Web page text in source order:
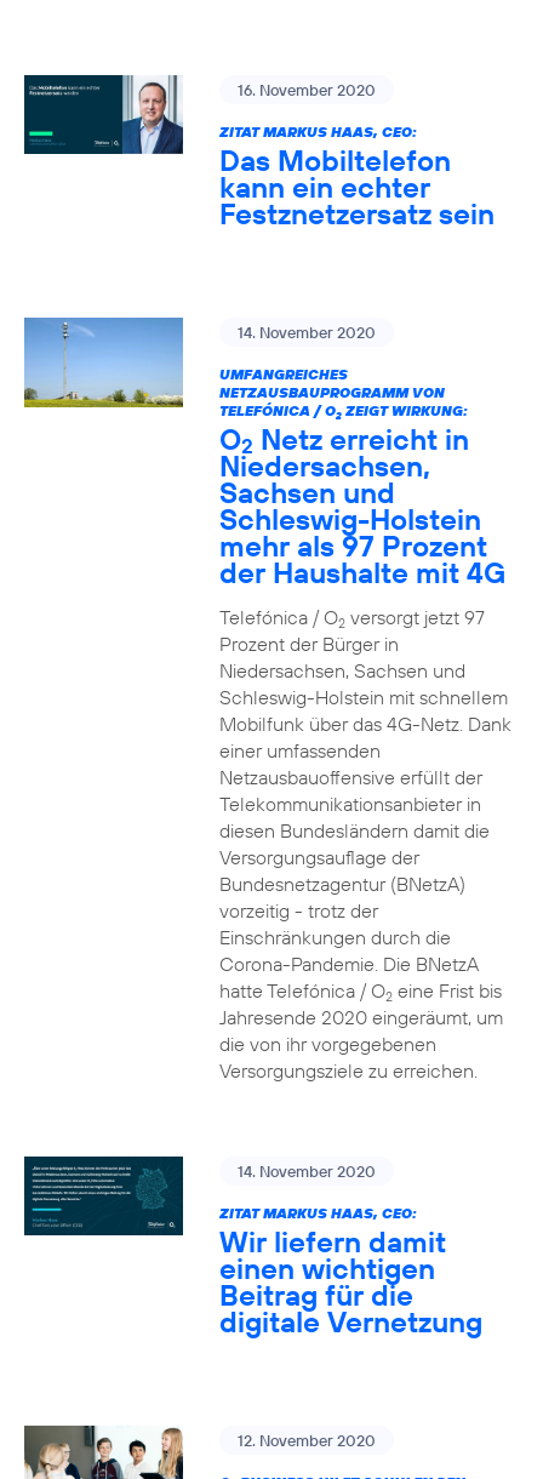
16. November 2020
ZITAT MARKUS HAAS, CEO:
Das Mobiltelefon
kann ein echter
Festznetzersatz sein
14. November 2020
UMFANGREICHES
NETZAUSBAUPROGRAMM VON
TELEFÓNICA / O2ZEIGT WIRKUNG:
O2 Netz erreicht in
Niedersachsen,
Sachsen und
Schleswig-Holstein
mehr als 97 Prozent
der Haushalte mit 4G
Telefónica / O2versorgt jetzt 97
Prozent der Bürger in
Niedersachsen, Sachsen und
Schleswig-Holstein mit schnellem
Mobilfunk über das 4G-Netz. Dank
einer umfassenden
Netzausbauoffensive erfüllt der
Telekommunikationsanbieter in
diesen Bundesländern damit die
Versorgungsauflage der
Bundesnetzagentur (BNetzA)
vorzeitig - trotz der
Einschränkungen durch die
Corona-Pandemie. Die BNetzA
hatte Telefónica / O2eine Frist bis
Jahresende 2020 eingeräumt, um
die von ihr vorgegebenen
Versorgungsziele zu erreichen.
14. November 2020
ZITAT MARKUS HAAS, CEO:
Wir liefern damit
einen wichtigen
Beitrag für die
digitale Vernetzung
12. November 2020